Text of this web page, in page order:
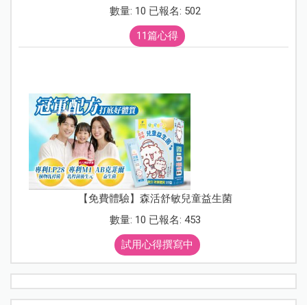
數量: 10 已報名: 502
11篇心得
【免費體驗】森活舒敏兒童益生菌
數量: 10 已報名: 453
試用心得撰寫中